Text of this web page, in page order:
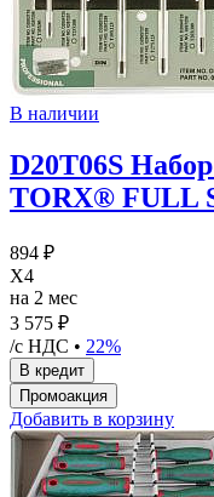
В наличии
D20T06S
TORX® FULL
894 ₽
X4
на 2 мес
3 575 ₽
/с НДС • 22%
Добавить в корзину